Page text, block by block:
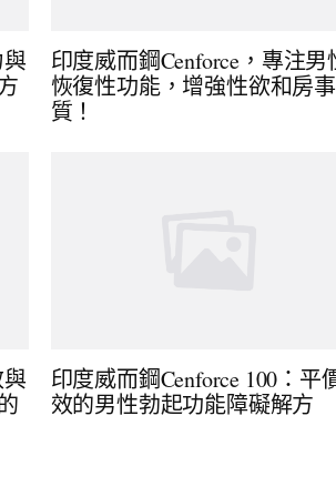
印度威而鋼Cenforce，專注男
恢復性功能，增強性欲和房
質！
印度威而鋼Cenforce 100：平
效的男性勃起功能障礙解方